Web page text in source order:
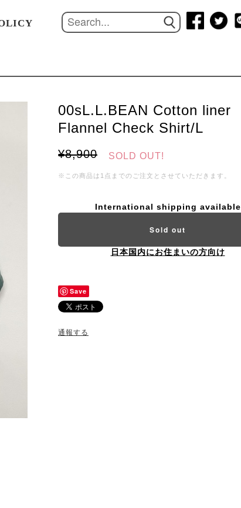
00sL.L.BEAN Cotton liner
Flannel Check Shirt/L
¥8,900 SOLD OUT!
※この商品は1点までのご注文とさせていただきます。
International shipping available
Sold out
日本国内にお住まいの方向け
Save
通報する